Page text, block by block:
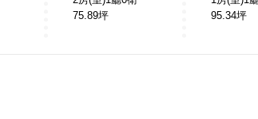
75.89坪
95.34坪